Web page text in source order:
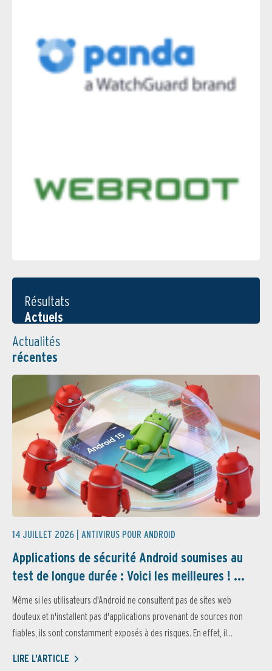
Résultats
Actuels
Actualités
récentes
14 JUILLET 2026 | ANTIVIRUS POUR ANDROID
Applications de sécurité Android soumises au
test de longue durée : Voici les meilleures ! ...
Même si les utilisateurs d'Android ne consultent pas de sites web
douteux et n'installent pas d'applications provenant de sources non
fiables, ils sont constamment exposés à des risques. En effet, il...
LIRE L'ARTICLE